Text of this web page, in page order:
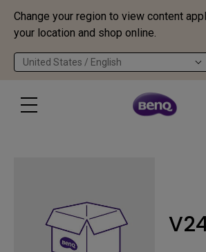
Change your region to view content
your location and shop online.
United States / English